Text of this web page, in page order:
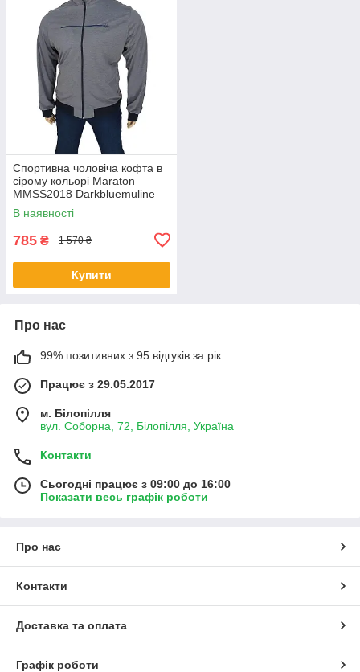
Спортивна чоловіча кофта в
сірому кольорі Maraton
MMSS2018 Darkbluemuline
В наявності
785 ₴ 1 570 ₴
Купити
Про нас
99% позитивних з 95 відгуків за рік
Працює з 29.05.2017
м. Білопілля
вул. Соборна, 72, Білопілля, Україна
Контакти
Сьогодні працює з 09:00 до 16:00
Показати весь графік роботи
Про нас
Контакти
Доставка та оплата
Графік роботи